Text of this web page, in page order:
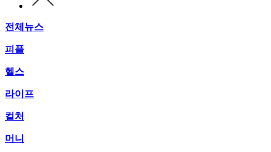
전체뉴스
피플
헬스
라이프
컬처
머니